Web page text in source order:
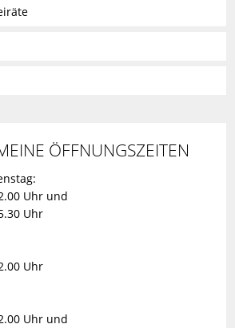
ÖFFNUNGSZEITEN
Uhr und
Uhr
Uhr
Uhr und